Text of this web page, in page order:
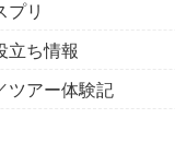
プリ
立ち情報
ツアー体験記